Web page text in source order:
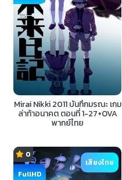
Mirai Nikki 2011 บันทึกมรณะ เกม
ล่าท้าอนาคต ตอนที่ 1-27+OVA
พากย์ไทย
0
FullHD
เสียงไทย